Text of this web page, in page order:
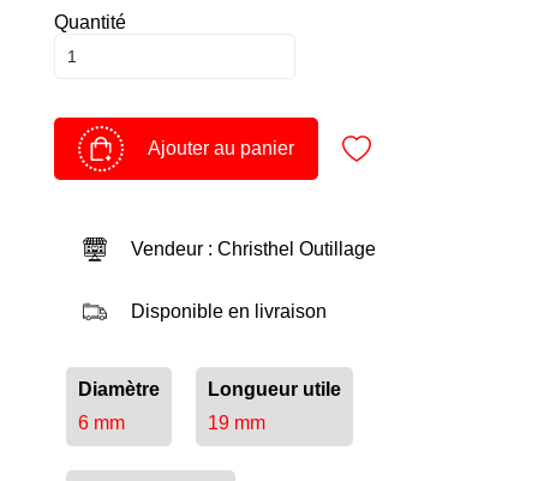
Quantité
Ajouter au panier
Vendeur : Christhel Outillage
Disponible en livraison
Diamètre
6 mm
Longueur utile
19 mm